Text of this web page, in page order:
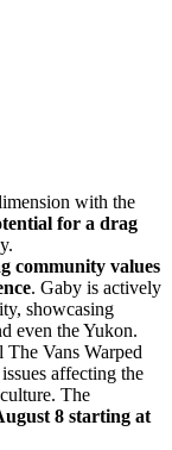
with the
for a drag
community values
. Gaby is actively
showcasing
even the Yukon.
Vans Warped
affecting the
The
8 starting at